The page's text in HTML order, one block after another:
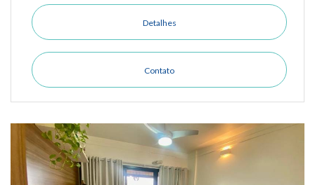
Detalhes
Contato